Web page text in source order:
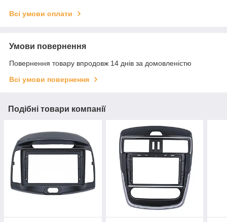
Всі умови оплати
Умови повернення
Повернення товару впродовж 14 днів за домовленістю
Всі умови повернення
Подібні товари компанії